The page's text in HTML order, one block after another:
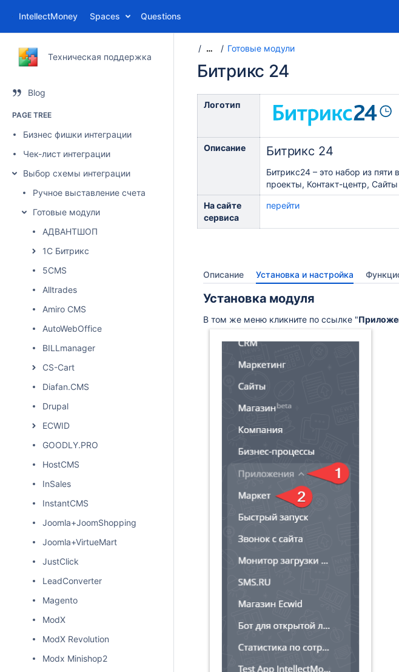
IntellectMoney Spaces Questions
Техническая поддержка
Blog
PAGE TREE
Бизнес фишки интеграции
Чек-лист интеграции
Выбор схемы интеграции
Ручное выставление счета
Готовые модули
АДВАНТШОП
1С Битрикс
5CMS
Alltrades
Amiro CMS
AutoWebOffice
BILLmanager
CS-Cart
Diafan.CMS
Drupal
ECWID
GOODLY.PRO
HostCMS
InSales
InstantCMS
Joomla+JoomShopping
Joomla+VirtueMart
JustClick
LeadConverter
Magento
ModX
ModX Revolution
Modx Minishop2
… Готовые модули
Битрикс 24
Логотип
Описание Битрикс 24
Битрикс24 – это набор из
проекты, Контакт-центр,
На сайте
сервиса
перейти
Описание Установка и настройка
Установка модуля
В том же меню кликните по ссылке "